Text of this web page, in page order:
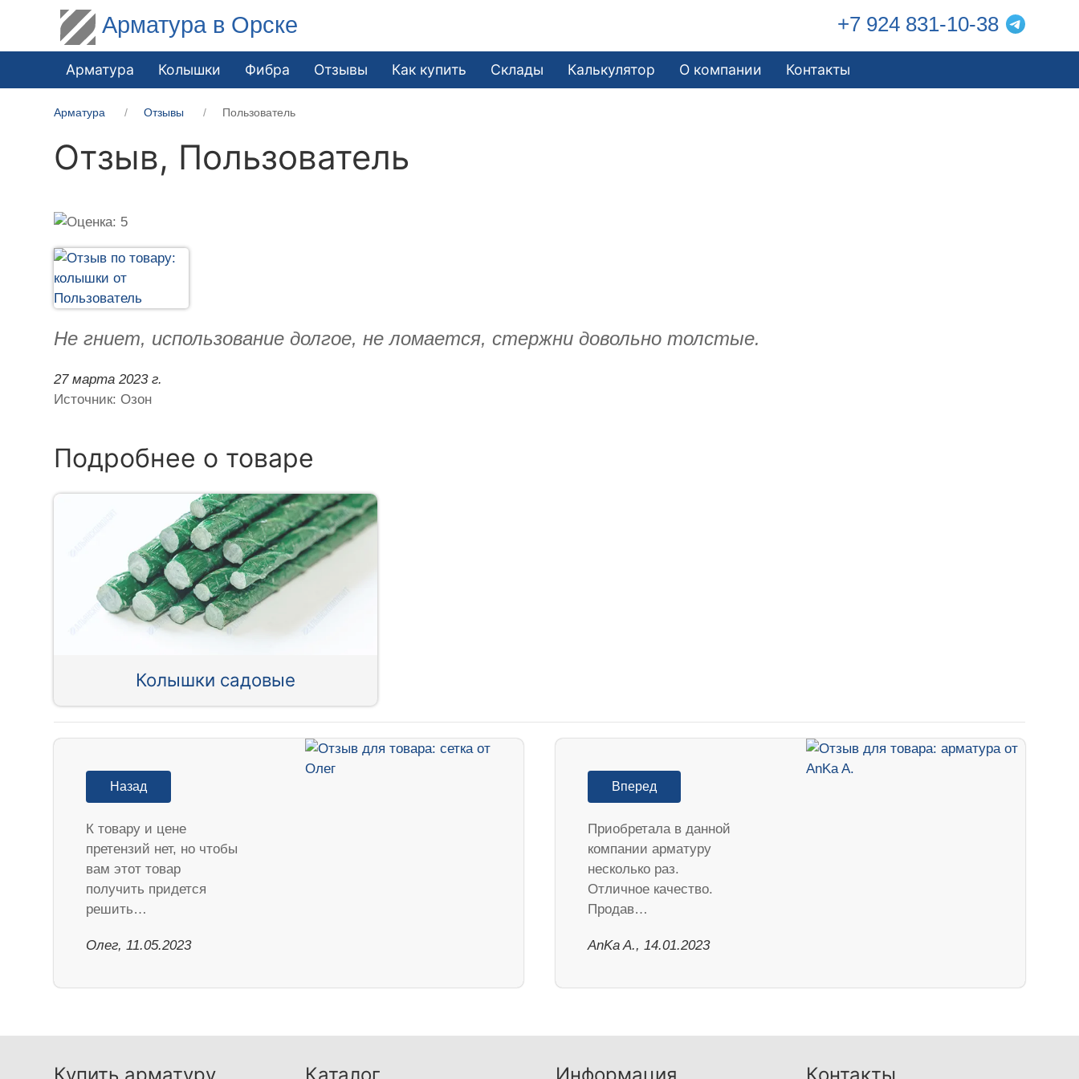
Арматура в Орске +7 924 831-10-38
Арматура Колышки Фибра Отзывы Как купить Склады Калькулятор О компании Контакты
Арматура Отзывы Пользователь
Отзыв, Пользователь
Не гниет, использование долгое, не ломается, стержни довольно толстые.
27 марта 2023 г.
Источник: Озон
Подробнее о товаре
Колышки садовые
Назад
К товару и цене
претензий нет, но чтобы
вам этот товар
получить придется
решить…
Олег, 11.05.2023
Вперед
Приобретала в данной
компании арматуру
несколько раз.
Отличное качество.
Продав…
AnKa A., 14.01.2023
Купить арматуру Каталог Информация Контакты